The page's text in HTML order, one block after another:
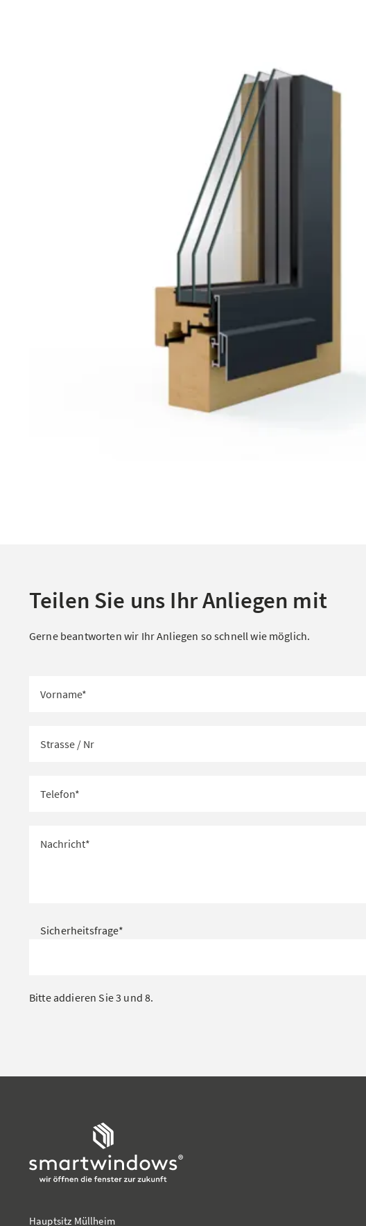
Teilen Sie uns Ihr Anliegen mit
Gerne beantworten wir Ihr Anliegen so schnell wie möglich.
Sicherheitsfrage*
Bitte addieren Sie 3 und 8.
Hauptsitz Müllheim